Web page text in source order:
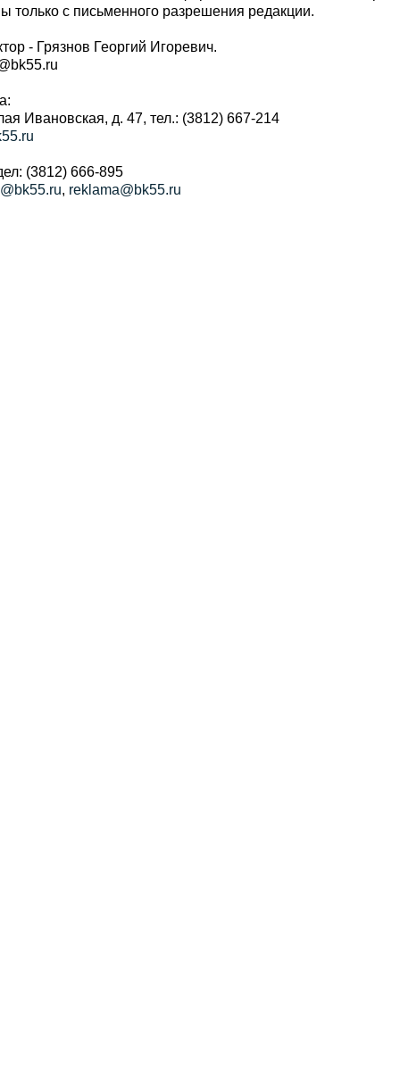
с письменного разрешения редакции.
- Грязнов Георгий Игоревич.
Ивановская, д. 47, тел.: (3812) 667-214
(3812) 666-895
, reklama@bk55.ru